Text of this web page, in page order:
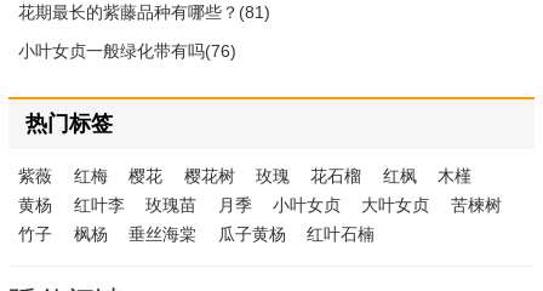
花期最长的紫藤品种有哪些？(81)
小叶女贞一般绿化带有吗(76)
热门标签
紫薇 红梅 樱花 樱花树 玫瑰 花石榴 红枫
木槿
黄杨
红叶李 玫瑰苗 月季 小叶女贞 大叶女贞
苦楝树
竹子
枫杨 垂丝海棠 瓜子黄杨 红叶石楠